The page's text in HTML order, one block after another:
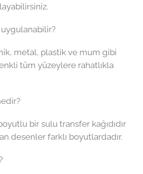
metal, plastik ve mum gibi
tüm yüzeylere rahatlıkla
bir sulu transfer kağıdıdır
desenler farklı boyutlardadır.